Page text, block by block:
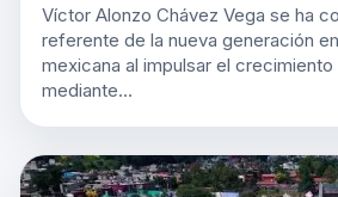
Víctor Alonzo Chávez Vega se ha
referente de la nueva generación
mexicana al impulsar el crecimiento
mediante…